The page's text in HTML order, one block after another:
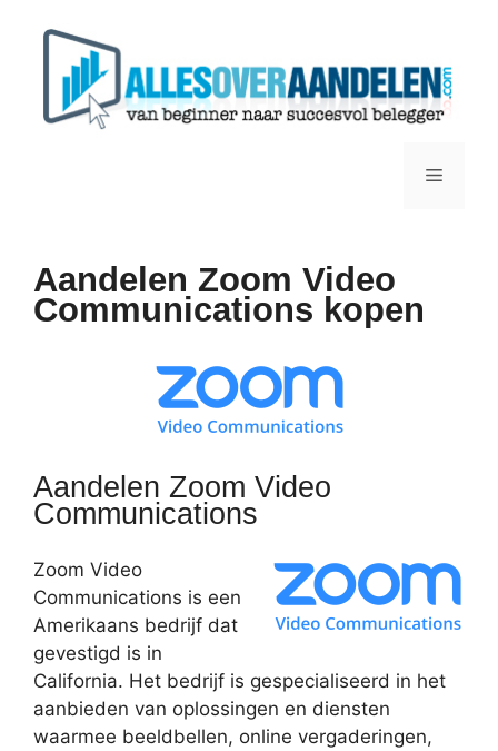
Menu
Aandelen Zoom Video
Communications kopen
Aandelen Zoom Video
Communications
Zoom Video
Communications is een
Amerikaans bedrijf dat
gevestigd is in
California. Het bedrijf is gespecialiseerd in het
aanbieden van oplossingen en diensten
waarmee beeldbellen, online vergaderingen,